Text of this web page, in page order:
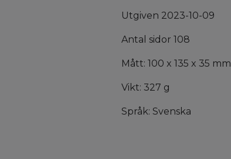
Utgiven 2023-10-09
Antal sidor 108
Mått: 100 x 135 x 35 mm
Vikt: 327 g
Språk: Svenska